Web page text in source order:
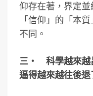
仰存在著，界定並
「信仰」的「本
不同。
三‧ 科學越來越
逼得越來越往後退